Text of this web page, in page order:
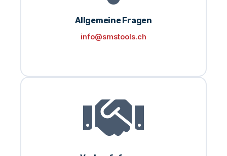
Allgemeine Fragen
info@smstools.ch